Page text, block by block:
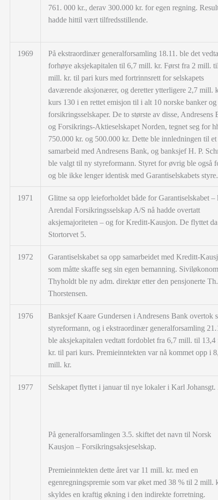
761. 000 kr., derav 300.000 kr. for egen regning.
hadde hittil vært tilfredsstillende.
1969
På ekstraordinær generalforsamling 18.11. ble det
forhøye aksjekapitalen til 6,7 mill. kr. Først fra 2 mill.
mill. kr. til pari kurs med fortrinnsrett for selskapets
daværende aksjonærer, og deretter ytterligere 2,7 mill.
kurs 130 i en rettet emisjon til i alt 10 norske banker og
forsikringsselskaper. De to største av disse, Andresens
og Forsikrings-Aktieselskapet Norden, tegnet seg for
750.000 kr. og 500.000 kr. Dette ble innledningen til
samarbeid med Andresens Bank, og banksjef H. P.
ble valgt til ny styreformann. Styret for øvrig ble også
og ble ikke lenger identisk med Garantiselskabets styre.
1971
Glitne sa opp leieforholdet både for Garantiselskabet –
Arendal Forsikringsselskap A/S nå hadde overtatt
aksjemajoriteten – og for Kreditt-Kausjon. De flyttet
Stortorvet 5.
1972
Garantiselskabet sa opp samarbeidet med Kreditt-
som måtte skaffe seg sin egen bemanning.
Thyholdt ble ny adm. direktør etter den pensjonerte Th.
Thorstensen.
1976
Banksjef Kaare Gundersen i Andresens Bank overtok
styreformann, og i ekstraordinær generalforsamling
ble aksjekapitalen vedtatt fordoblet fra 6,7 mill. til 13,4
kr. til pari kurs. Premieinntekten var nå kommet opp i
mill. kr.
1977 Selskapet flyttet i januar til nye lokaler i Karl Johansgt.
På generalforsamlingen 3.5. skiftet det navn til Norsk
Kausjon – Forsikringsaksjeselskap.
Premieinntekten dette året var 11 mill. kr. med en
egenregningspremie som var øket med 38 % til 2 mill.
skyldes en kraftig økning i den indirekte forretning.